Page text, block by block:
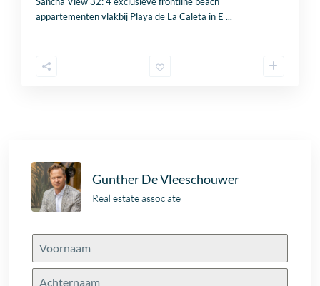
appartementen vlakbij Playa de La Caleta in E...
Gunther De Vleeschouwer
Real estate associate